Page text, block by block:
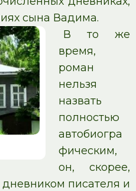
сына Вадима.
В то же
время,
роман
нельзя
назвать
полностью
автобиогра
фическим,
он, скорее,
писателя и